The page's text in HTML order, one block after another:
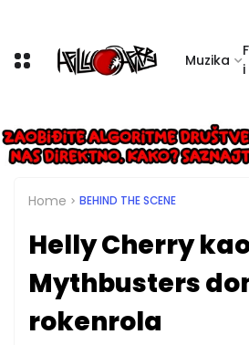
Muzika
i
Home BEHIND THE SCENE
Helly Cherry
Mythbusters
rokenrola